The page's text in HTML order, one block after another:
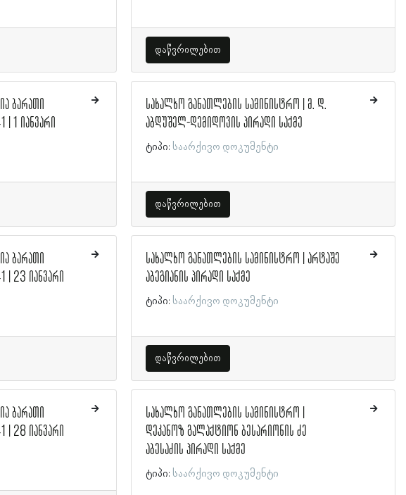
ბარათი
| 1 იანვარი
ბარათი
| 23 იანვარი
ბარათი
| 28 იანვარი
დაწვრილებით
სახალხო განათლების სამინისტრო | მ. დ.
აბდუშელ-დემიდოვის პირადი საქმე
ტიპი: საარქივო დოკუმენტი
დაწვრილებით
სახალხო განათლების სამინისტრო | არტაშე
აბეგიანის პირადი საქმე
ტიპი: საარქივო დოკუმენტი
დაწვრილებით
სახალხო განათლების სამინისტრო |
დეკანოზ გალაქტიონ ბესარიონის ძე
აბესაძის პირადი საქმე
ტიპი: საარქივო დოკუმენტი